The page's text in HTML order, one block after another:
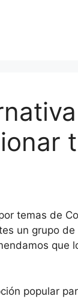
temas de
un grupo
que
popular